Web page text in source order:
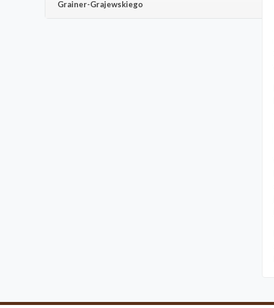
Grainer-Grajewskiego